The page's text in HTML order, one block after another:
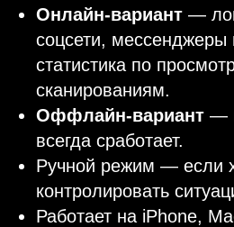
Онлайн-вариант —
соцсети, мессенджеры
статистика по
сканированиям.
Оффлайн-вариант —
всегда сработает.
Ручной режим — если
контролировать
Работает на iPhone,